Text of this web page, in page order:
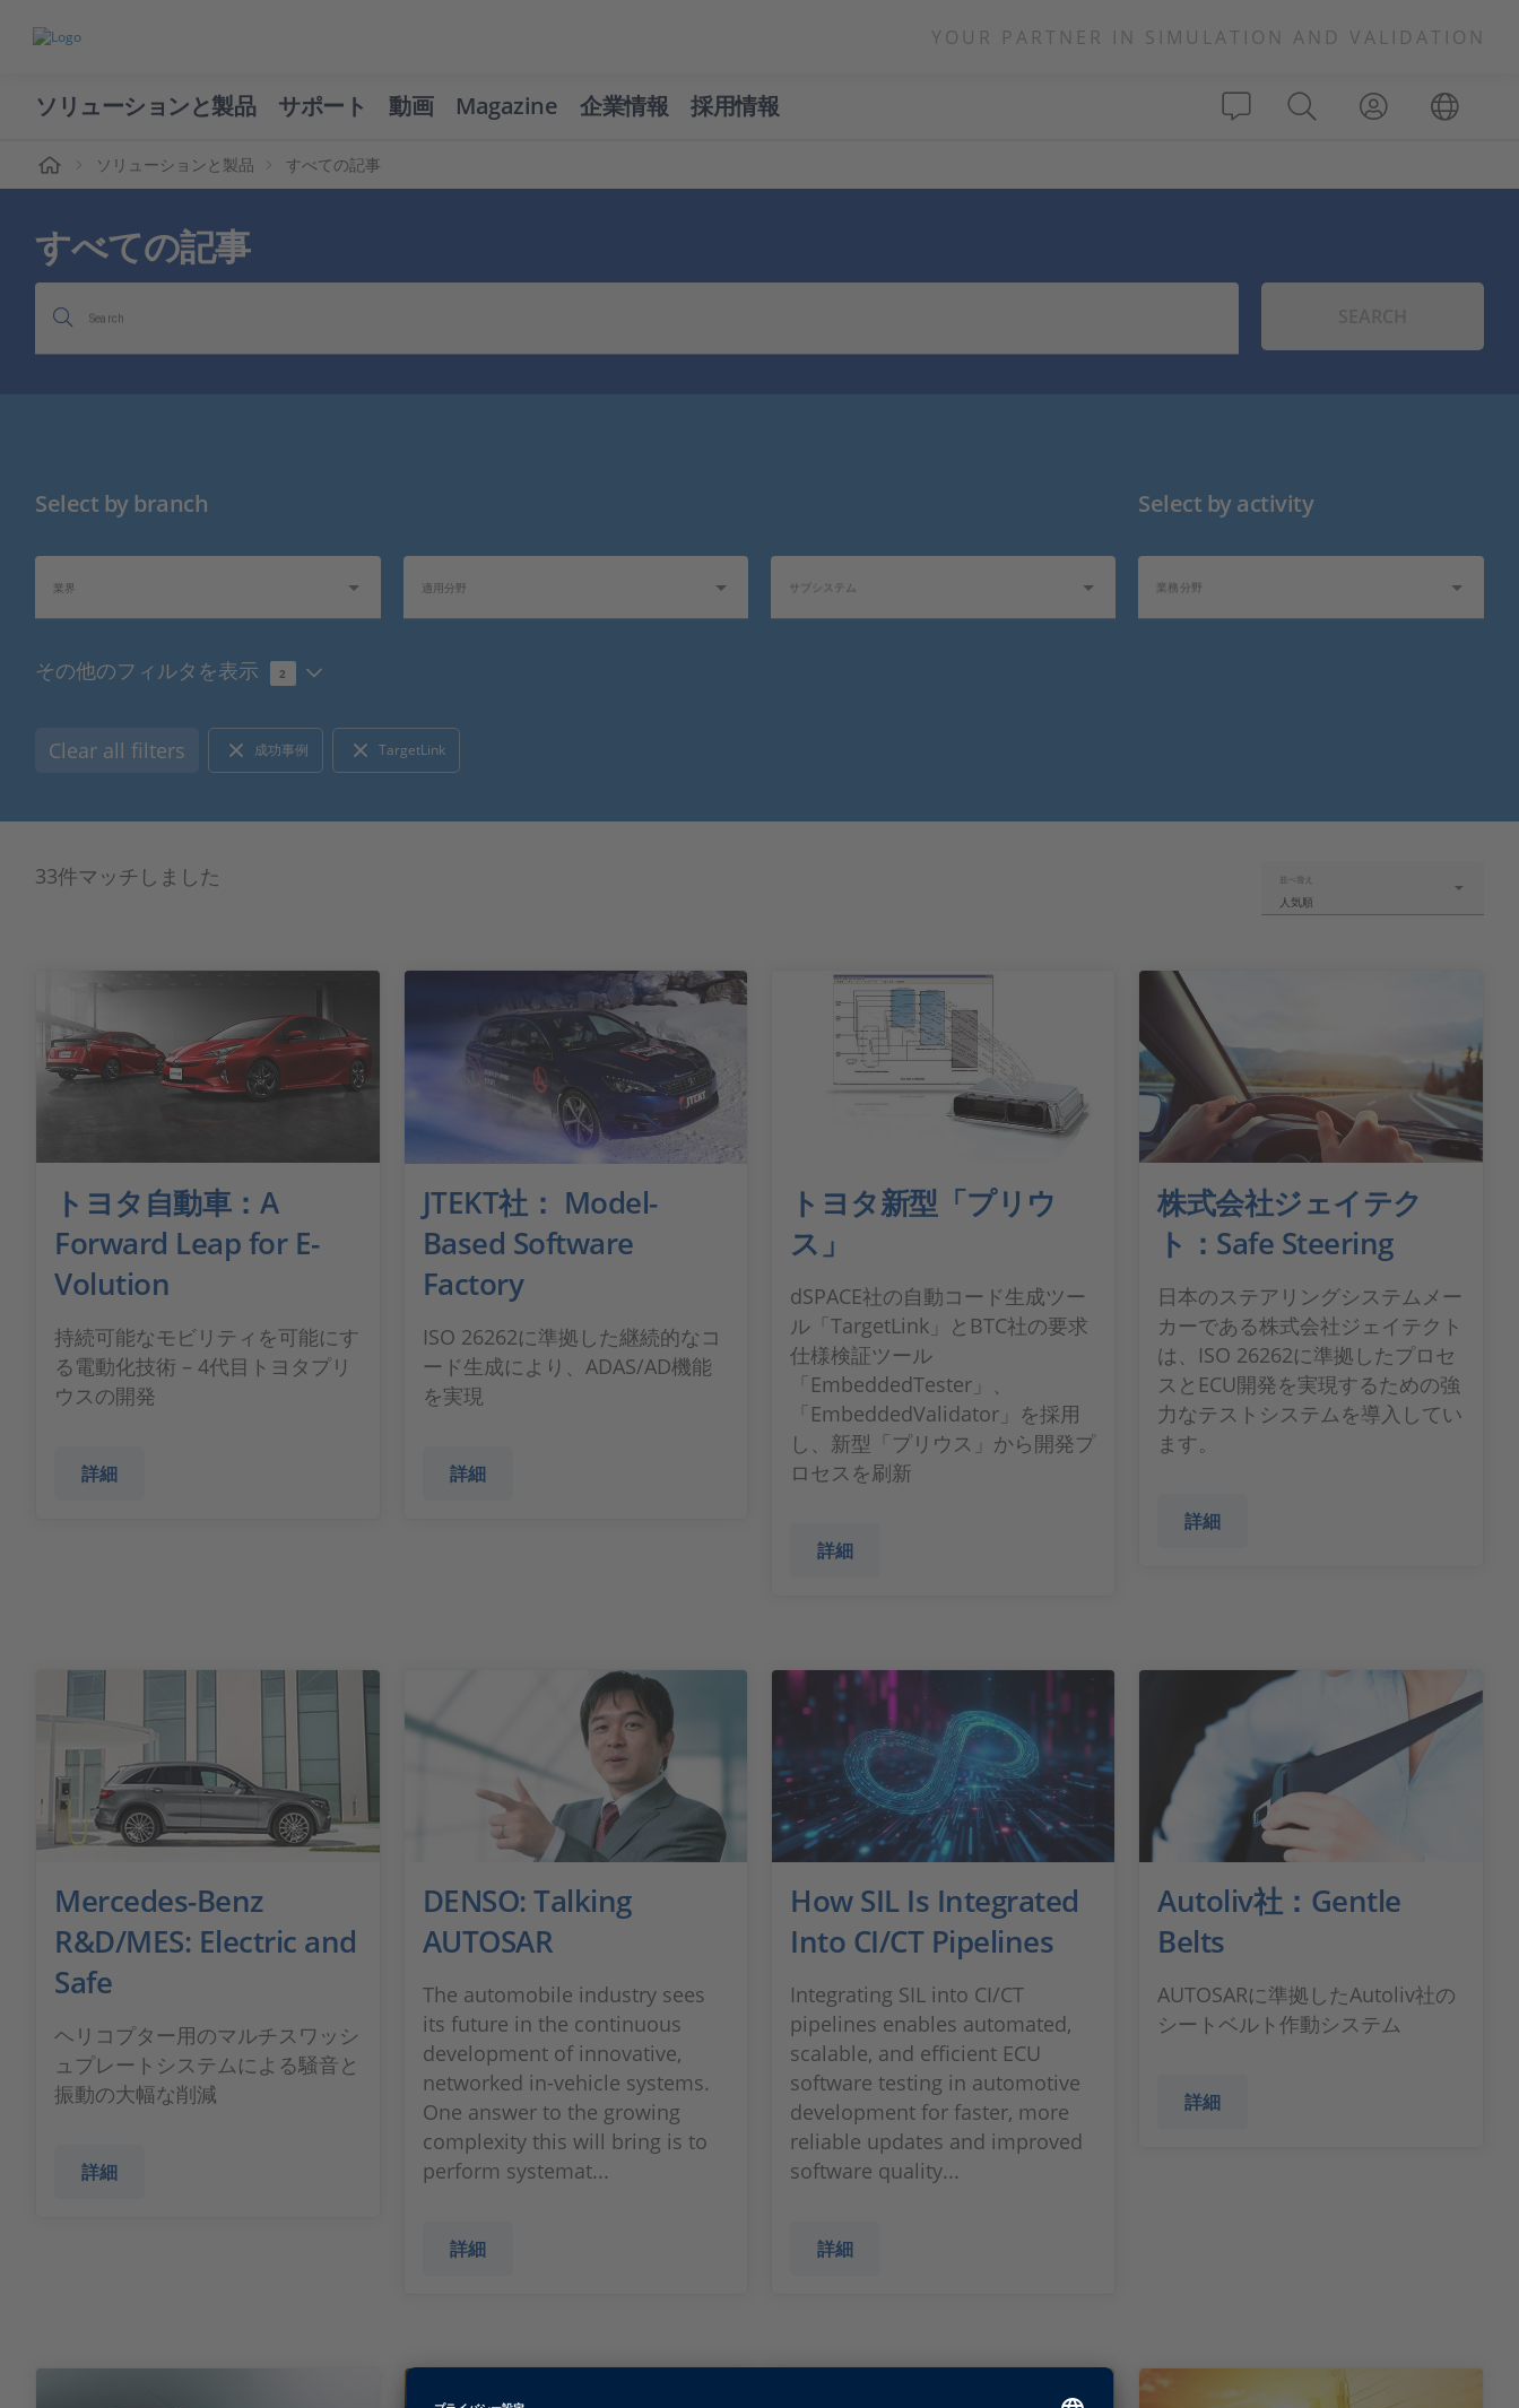
YOUR PARTNER IN SIMULATION AND VALIDATION
ソリューションと製品 サポート 動画 Magazine 企業情報 採用情報
ソリューションと製品 すべての記事
すべての記事
Search
Select by branch
業界 適用分野 サブシステム
Select by activity
業務分野
その他のフィルタを表示 2
Clear all filters 成功事例 TargetLink
33件マッチしました 並べ替え
人気順
トヨタ自動車：A
Forward Leap for E-
Volution
持続可能なモビリティを可能にす
る電動化技術 – 4代目トヨタプリ
ウスの開発
詳細
JTEKT社： Model-
Based Software
Factory
ISO 26262に準拠した継続的なコ
ード生成により、ADAS/AD機能
を実現
詳細
トヨタ新型「プリウ
ス」
dSPACE社の自動コード生成ツー
ル「TargetLink」とBTC社の要求
仕様検証ツール
「EmbeddedTester」、
「EmbeddedValidator」を採用
し、新型「プリウス」から開発プ
ロセスを刷新
詳細
株式会社ジェイテク
ト：Safe Steering
日本のステアリングシステムメー
カーである株式会社ジェイテクト
は、ISO 26262に準拠したプロセ
スとECU開発を実現するための強
力なテストシステムを導入してい
ます。
詳細
Mercedes-Benz
R&D/MES: Electric and
Safe
ヘリコプター用のマルチスワッシ
ュプレートシステムによる騒音と
振動の大幅な削減
詳細
DENSO: Talking
AUTOSAR
The automobile industry sees
its future in the continuous
development of innovative,
networked in-vehicle systems.
One answer to the growing
complexity this will bring is to
perform systemat...
詳細
How SIL Is Integrated
Into CI/CT Pipelines
Integrating SIL into CI/CT
pipelines enables automated,
scalable, and efficient ECU
software testing in automotive
development for faster, more
reliable updates and improved
software quality...
詳細
Autoliv社：Gentle
Belts
AUTOSARに準拠したAutoliv社の
シートベルト作動システム
詳細